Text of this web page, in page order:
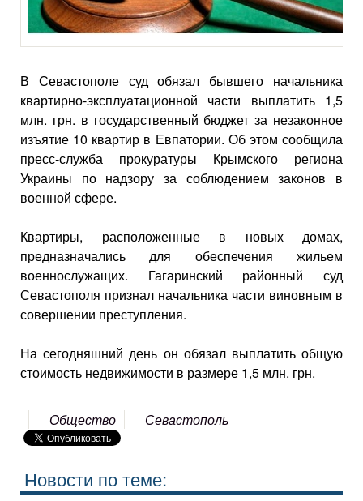
В Севастополе суд обязал бывшего начальника
квартирно-эксплуатационной части выплатить 1,5
млн. грн. в государственный бюджет за незаконное
изъятие 10 квартир в Евпатории. Об этом сообщила
пресс-служба прокуратуры Крымского региона
Украины по надзору за соблюдением законов в
военной сфере.
Квартиры, расположенные в новых домах,
предназначались для обеспечения жильем
военнослужащих. Гагаринский районный суд
Севастополя признал начальника части виновным в
совершении преступления.
На сегодняшний день он обязал выплатить общую
стоимость недвижимости в размере 1,5 млн. грн.
Общество Севастополь
Новости по теме: